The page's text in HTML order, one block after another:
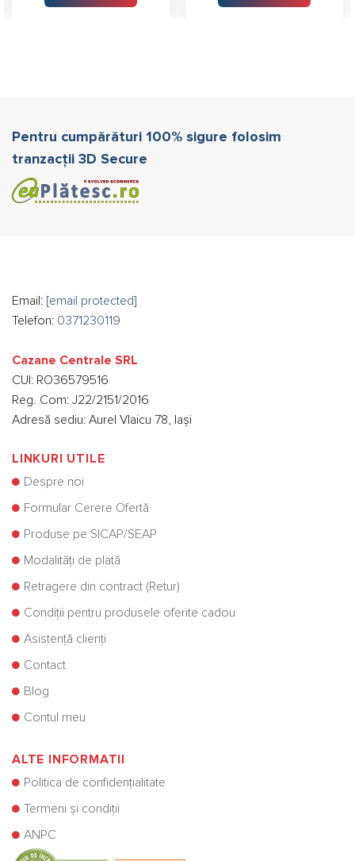
Pentru cumpărături 100% sigure folosim
tranzacții 3D Secure
Email: [email protected]
Telefon: 0371230119
Cazane Centrale SRL
CUI: RO36579516
Reg. Com: J22/2151/2016
Adresă sediu: Aurel Vlaicu 78, Iași
LINKURI UTILE
Despre noi
Formular Cerere Ofertă
Produse pe SICAP/SEAP
Modalități de plată
Retragere din contract (Retur)
Condiții pentru produsele oferite cadou
Asistență clienți
Contact
Blog
Contul meu
ALTE INFORMATII
Politica de confidențialitate
Termeni și condiții
ANPC